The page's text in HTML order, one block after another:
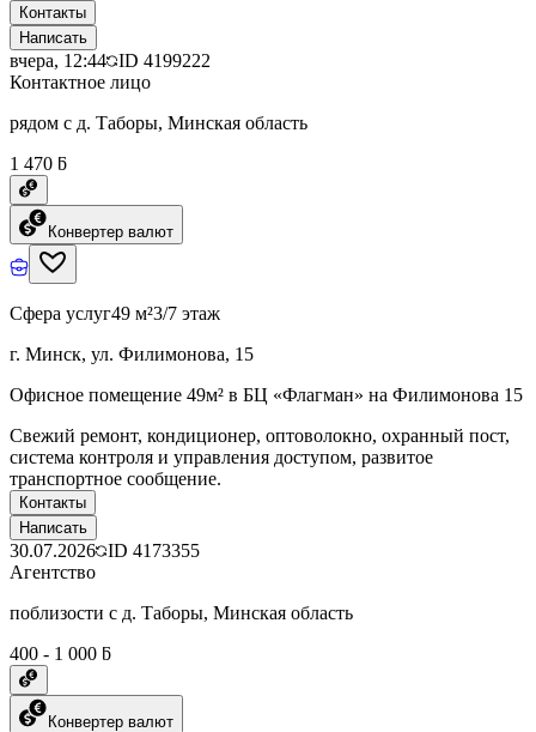
Контакты
Написать
вчера, 12:44 ID 4199222
Контактное лицо
рядом с д. Таборы, Минская область
1 470 ƃ
Конвертер валют
Сфера услуг49 м²3/7 этаж
г. Минск, ул. Филимонова, 15
Офисное помещение 49м² в БЦ «Флагман» на Филимонова 15
Свежий ремонт, кондиционер, оптоволокно, охранный пост,
система контроля и управления доступом, развитое
транспортное сообщение.
Контакты
Написать
30.07.2026 ID 4173355
Агентство
поблизости с д. Таборы, Минская область
400 - 1 000 ƃ
Конвертер валют